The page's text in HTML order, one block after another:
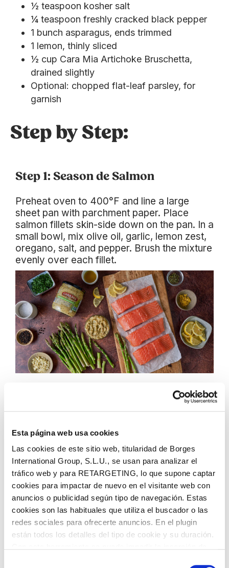
Esta página web usa cookies
Las cookies de este sitio web, titularidad de Borges
International Group, S.L.U., se usan para analizar el
tráfico web y para RETARGETING, lo que supone captar
cookies para impactar de nuevo en el visitante web con
anuncios o publicidad según tipo de navegación. Estas
cookies son las habituales que utiliza el buscador o las
redes sociales para ofrecerte anuncios. En el plugin
están todos los detalles del tipo de cookie y su duración.
½ teaspoon kosher salt
¼ teaspoon freshly cracked black pepper
1 bunch asparagus, ends trimmed
1 lemon, thinly sliced
½ cup Cara Mia Artichoke Bruschetta,
drained slightly
Optional: chopped flat-leaf parsley, for
garnish
Step by Step:
Step 1: Season de Salmon
Preheat oven to 400°F and line a large
sheet pan with parchment paper. Place
salmon fillets skin-side down on the pan. In a
small bowl, mix olive oil, garlic, lemon zest,
oregano, salt, and pepper. Brush the mixture
evenly over each fillet.
Step 2: Arrange Asparagus &
Scatter trimmed asparagus around the
salmon. Drizzle with a little olive oil and
season lightly with salt and pepper. Tuck
lemon slices around the pan for brightness
and aroma.